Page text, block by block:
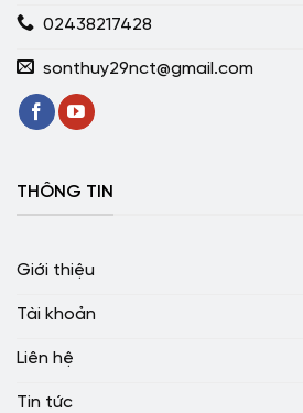
02438217428
sonthuy29nct@gmail.com
THÔNG TIN
Giới thiệu
Tài khoản
Liên hệ
Tin tức